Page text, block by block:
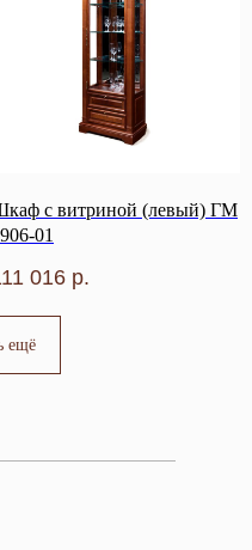
с витриной (левый) ГМ
01
016 р.
ещё